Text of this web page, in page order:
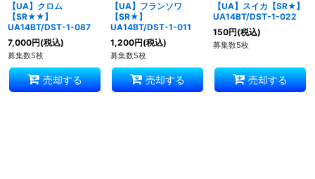
【UA】クロム
【SR★★】
UA14BT/DST-1-087
7,000円(税込)
募集数5枚
売却する
【UA】フランソワ
【SR★】
UA14BT/DST-1-011
1,200円(税込)
募集数5枚
売却する
【UA】スイカ【SR★】
UA14BT/DST-1-022
150円(税込)
募集数5枚
売却する